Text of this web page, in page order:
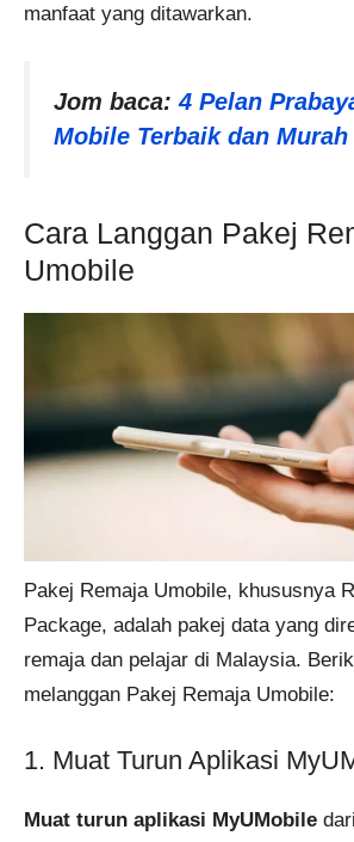
manfaat yang ditawarkan.
Jom baca: 4 Pelan
Mobile Terbaik dan Murah
Cara Langgan Pakej
Umobile
Pakej Remaja Umobile, khususnya
Package, adalah pakej data yang
remaja dan pelajar di Malaysia.
melanggan Pakej Remaja Umobile:
1. Muat Turun Aplikasi
Muat turun aplikasi MyUMobile